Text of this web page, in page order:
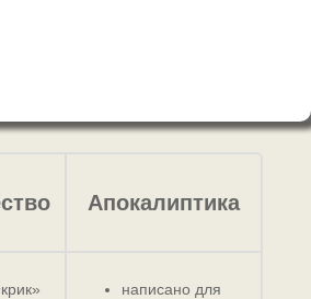
Апокалиптика
написано для